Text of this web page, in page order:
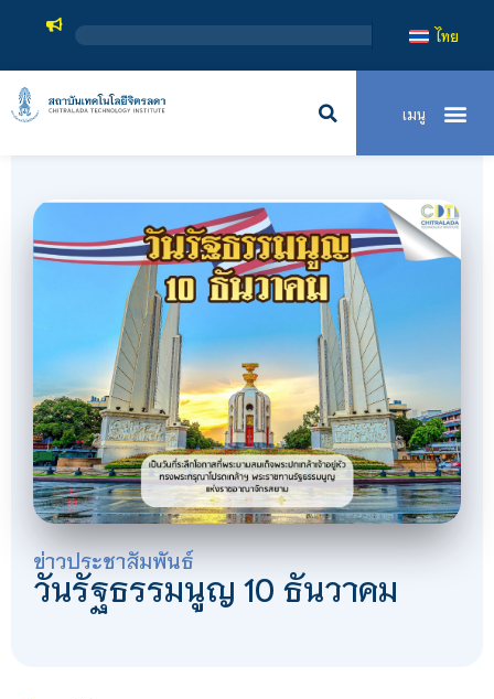
สถาบัน
ไทย
ข่าวประชาสัมพันธ์
วันรัฐธรรมนูญ 10 ธันวาคม